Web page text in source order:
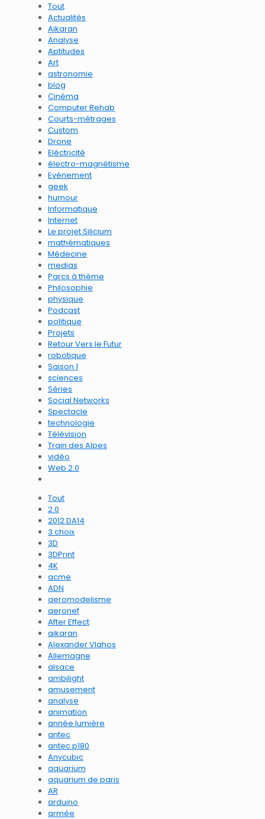
Tout
Actualités
Aikaran
Analyse
Aptitudes
Art
astronomie
blog
Cinéma
Computer Rehab
Courts-métrages
Custom
Drone
Eléctricité
électro-magnétisme
Evénement
geek
humour
Informatique
Internet
Le projet Silicium
mathématiques
Médecine
medias
Parcs à thème
Philosophie
physique
Podcast
politique
Projets
Retour Vers le Futur
robotique
Saison 1
sciences
Séries
Social Networks
Spectacle
technologie
Télévision
Train des Alpes
vidéo
Web 2.0
Tout
2.0
2012 DA14
3 choix
3D
3DPrint
4K
acme
ADN
aeromodelisme
aeronef
After Effect
aikaran
Alexander Vlahos
Allemagne
alsace
ambilight
amusement
analyse
animation
année lumière
antec
antec p180
Anycubic
aquarium
aquarium de paris
AR
arduino
armée